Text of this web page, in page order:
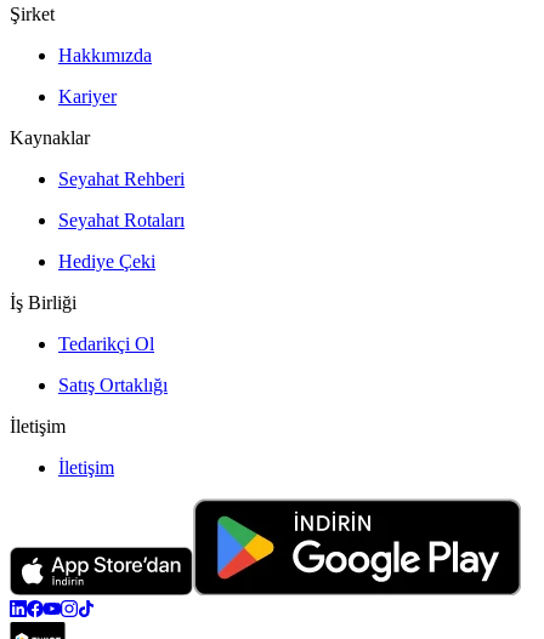
Şirket
Hakkımızda
Kariyer
Kaynaklar
Seyahat Rehberi
Seyahat Rotaları
Hediye Çeki
İş Birliği
Tedarikçi Ol
Satış Ortaklığı
İletişim
İletişim